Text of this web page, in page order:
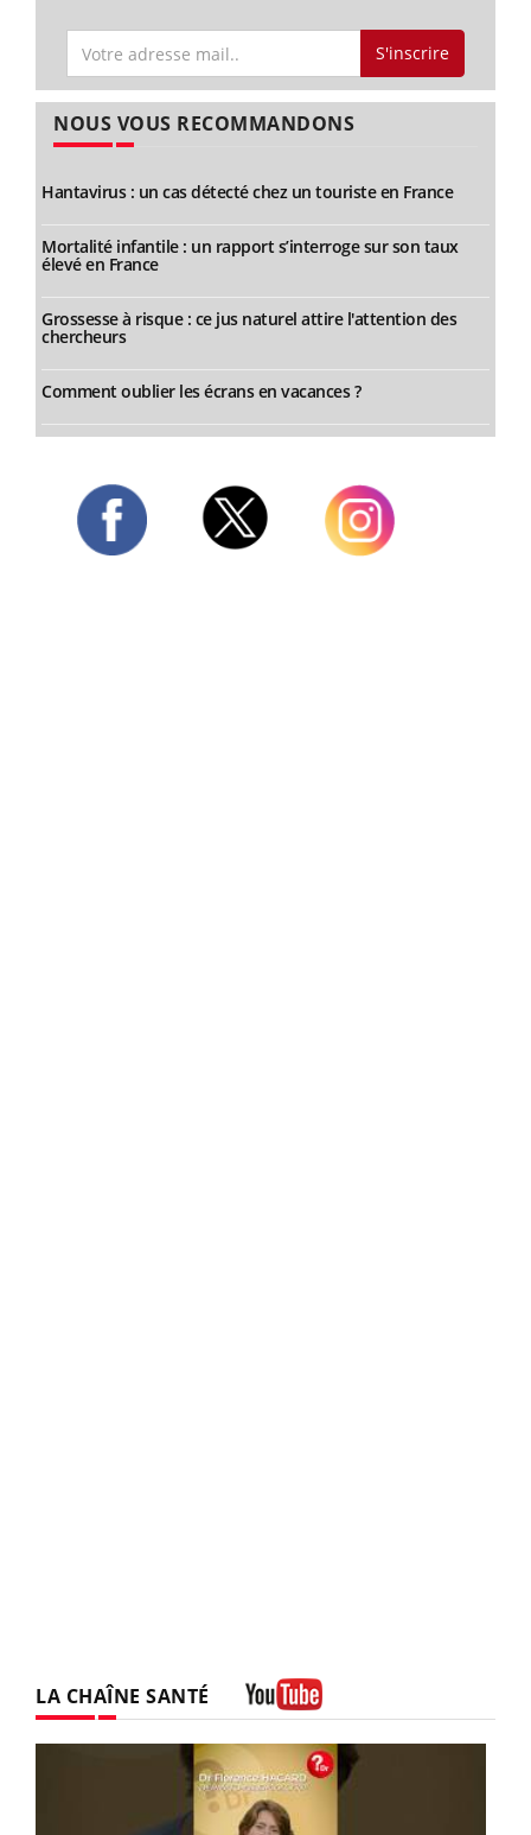
S'inscrire
NOUS VOUS RECOMMANDONS
Hantavirus : un cas détecté chez un touriste en France
Mortalité infantile : un rapport s’interroge sur son taux
élevé en France
Grossesse à risque : ce jus naturel attire l'attention des
chercheurs
Comment oublier les écrans en vacances ?
LA CHAÎNE SANTÉ